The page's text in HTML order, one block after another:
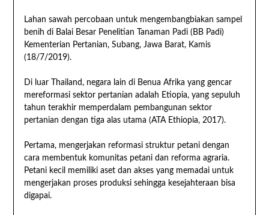
Lahan sawah percobaan untuk mengembangbiakan sampel
benih di Balai Besar Penelitian Tanaman Padi (BB Padi)
Kementerian Pertanian, Subang, Jawa Barat, Kamis
(18/7/2019).
Di luar Thailand, negara lain di Benua Afrika yang gencar
mereformasi sektor pertanian adalah Etiopia, yang sepuluh
tahun terakhir memperdalam pembangunan sektor
pertanian dengan tiga alas utama (ATA Ethiopia, 2017).
Pertama, mengerjakan reformasi struktur petani dengan
cara membentuk komunitas petani dan reforma agraria.
Petani kecil memiliki aset dan akses yang memadai untuk
mengerjakan proses produksi sehingga kesejahteraan bisa
digapai.